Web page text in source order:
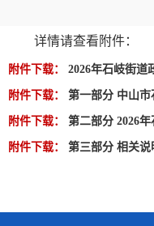
详情请查看附件：
附件下载： 2026年石岐街道
附件下载： 第一部分 中山市
附件下载： 第二部分 2026
附件下载： 第三部分 相关说